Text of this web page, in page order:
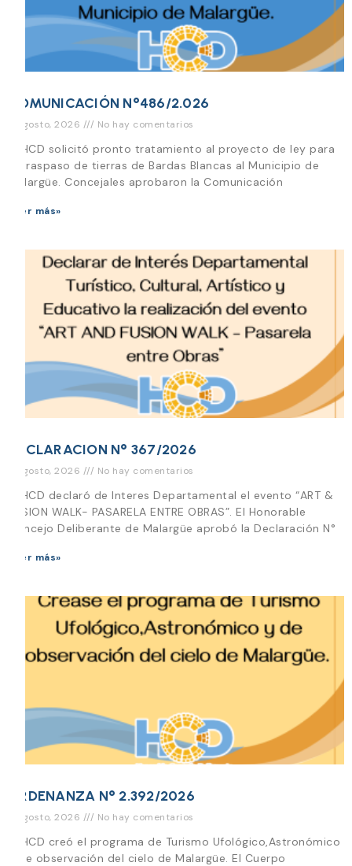
COMUNICACIÓN N°486/2.026
3 agosto, 2026 No hay comentarios
El HCD solicitó pronto tratamiento al proyecto de ley para
el traspaso de tierras de Bardas Blancas al Municipio de
Malargüe. Concejales aprobaron la Comunicación
Leer más»
DECLARACION N° 367/2026
3 agosto, 2026 No hay comentarios
El HCD declaró de Interes Departamental el evento “ART &
FUSION WALK- PASARELA ENTRE OBRAS”. El Honorable
Concejo Deliberante de Malargüe aprobó la Declaración N°
Leer más»
ORDENANZA N° 2.392/2026
3 agosto, 2026 No hay comentarios
El HCD creó el programa de Turismo Ufológico,Astronómico
y de observación del cielo de Malargüe. El Cuerpo